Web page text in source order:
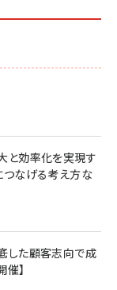
と効率化を実現す
つなげる考え方な
した顧客志向で成
】